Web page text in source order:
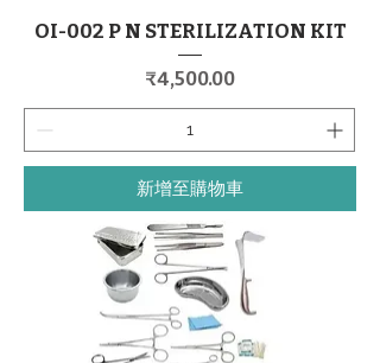
OI-002 P N STERILIZATION KIT
價格
₹4,500.00
新增至購物車